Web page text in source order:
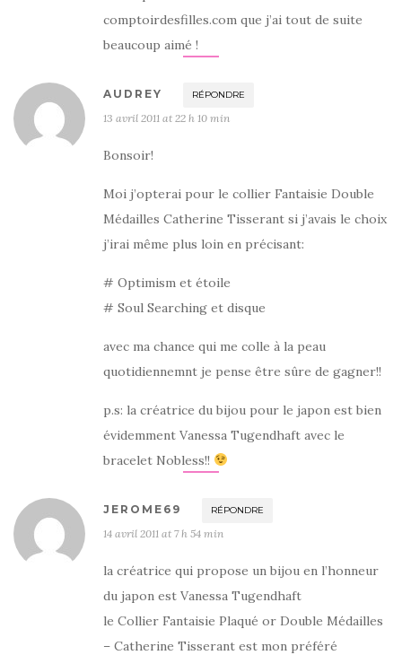
comptoirdesfilles.com que j’ai tout de suite
beaucoup aimé !
AUDREY RÉPONDRE
13 avril 2011 at 22 h 10 min
Bonsoir!
Moi j’opterai pour le collier Fantaisie Double
Médailles Catherine Tisserant si j’avais le choix
j’irai même plus loin en précisant:
# Optimism et étoile
# Soul Searching et disque
avec ma chance qui me colle à la peau
quotidiennemnt je pense être sûre de gagner!!
p.s: la créatrice du bijou pour le japon est bien
évidemment Vanessa Tugendhaft avec le
bracelet Nobless!!
JEROME69 RÉPONDRE
14 avril 2011 at 7 h 54 min
la créatrice qui propose un bijou en l’honneur
du japon est Vanessa Tugendhaft
le Collier Fantaisie Plaqué or Double Médailles
– Catherine Tisserant est mon préféré